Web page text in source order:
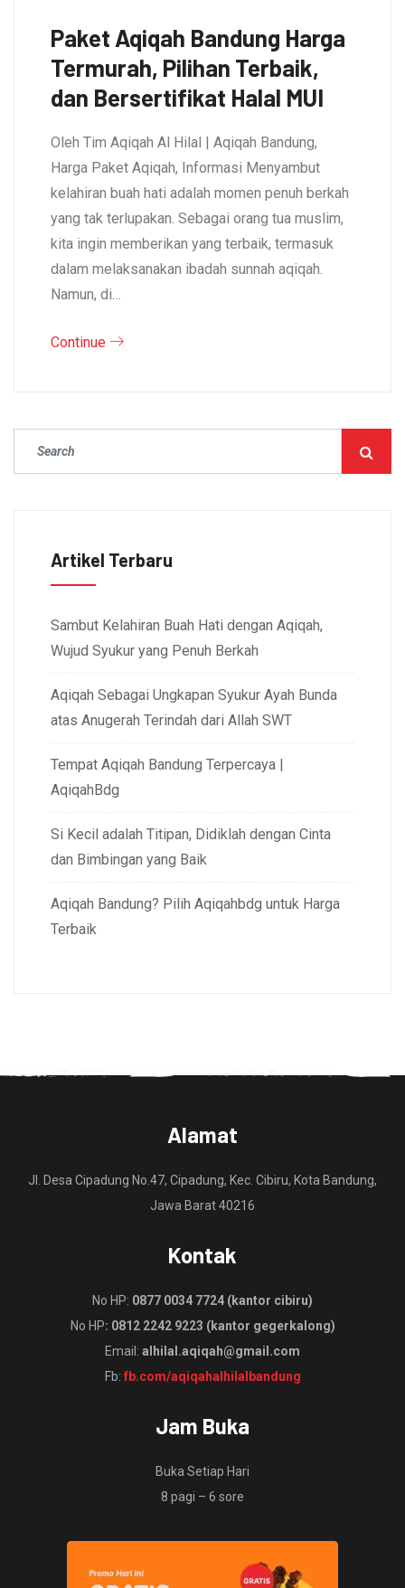
Paket Aqiqah Bandung Harga
Termurah, Pilihan Terbaik,
dan Bersertifikat Halal MUI
Oleh Tim Aqiqah Al Hilal | Aqiqah Bandung,
Harga Paket Aqiqah, Informasi Menyambut
kelahiran buah hati adalah momen penuh berkah
yang tak terlupakan. Sebagai orang tua muslim,
kita ingin memberikan yang terbaik, termasuk
dalam melaksanakan ibadah sunnah aqiqah.
Namun, di…
Continue
Artikel Terbaru
Sambut Kelahiran Buah Hati dengan Aqiqah,
Wujud Syukur yang Penuh Berkah
Aqiqah Sebagai Ungkapan Syukur Ayah Bunda
atas Anugerah Terindah dari Allah SWT
Tempat Aqiqah Bandung Terpercaya |
AqiqahBdg
Si Kecil adalah Titipan, Didiklah dengan Cinta
dan Bimbingan yang Baik
Aqiqah Bandung? Pilih Aqiqahbdg untuk Harga
Terbaik
Alamat
Jl. Desa Cipadung No.47, Cipadung, Kec. Cibiru, Kota Bandung,
Jawa Barat 40216
Kontak
No HP: 0877 0034 7724 (kantor cibiru)
No HP: 0812 2242 9223 (kantor gegerkalong)
Email: alhilal.aqiqah@gmail.com
Fb: fb.com/aqiqahalhilalbandung
Jam Buka
Buka Setiap Hari
8 pagi – 6 sore